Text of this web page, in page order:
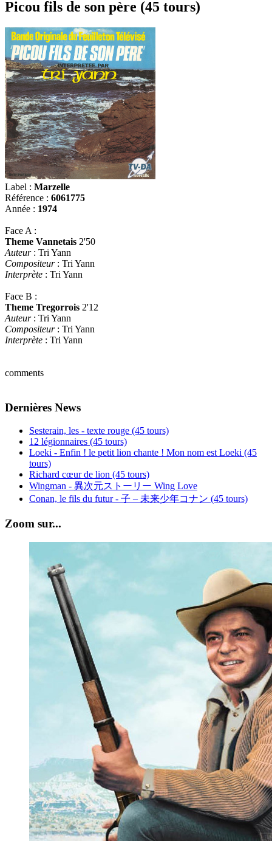
Picou fils de son père (45 tours)
Label : Marzelle
Référence : 6061775
Année : 1974
Face A :
Theme Vannetais 2'50
Auteur: Tri Yann
Compositeur: Tri Yann
Interprète : Tri Yann
Face B :
Theme Tregorrois 2'12
Auteur: Tri Yann
Compositeur: Tri Yann
Interprète : Tri Yann
comments
Dernières News
Sesterain, les - texte rouge (45 tours)
12 légionnaires (45 tours)
Loeki - Enfin ! le petit lion chante ! Mon nom est Loeki (45
tours)
Richard cœur de lion (45 tours)
Wingman - 異次元ストーリー Wing Love
Conan, le fils du futur - 子 – 未来少年コナン (45 tours)
Zoom sur...